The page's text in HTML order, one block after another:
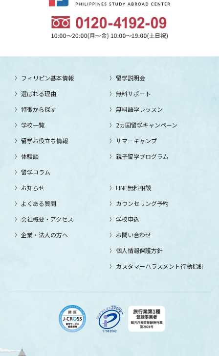
フィリピン基本情報
選ばれる理由
特徴から探す
学校一覧
留学お役立ち情報
体験談
留学コラム
留学説明会
無料サポート
無料語学レッスン
2ヵ国留学キャンペーン
サマーキャンプ
親子留学プログラム
お知らせ
よくある質問
会社概要・アクセス
企業・法人の方へ
LINE無料相談
カウンセリング予約
学校申込
お問い合わせ
個人情報保護方針
カスタマーハラスメント行動指針